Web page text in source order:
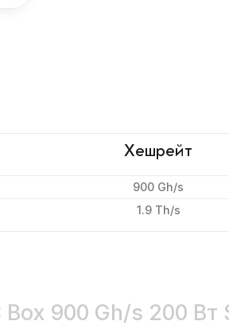
Хешрейт
900 Gh/s
1.9 Th/s
900 Gh/s 200 Вт